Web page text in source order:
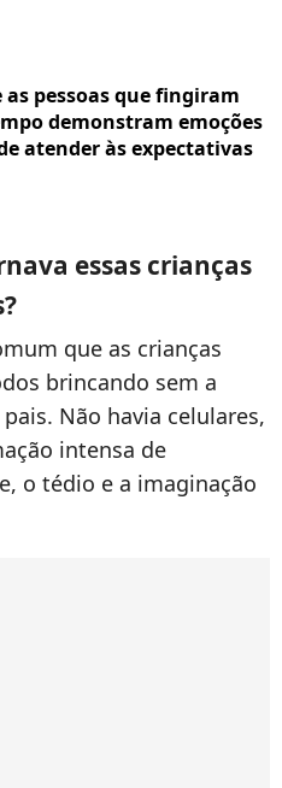
pessoas que fingiram
demonstram emoções
atender às expectativas
essas crianças
que as crianças
brincando sem a
Não havia celulares,
intensa de
o tédio e a imaginação